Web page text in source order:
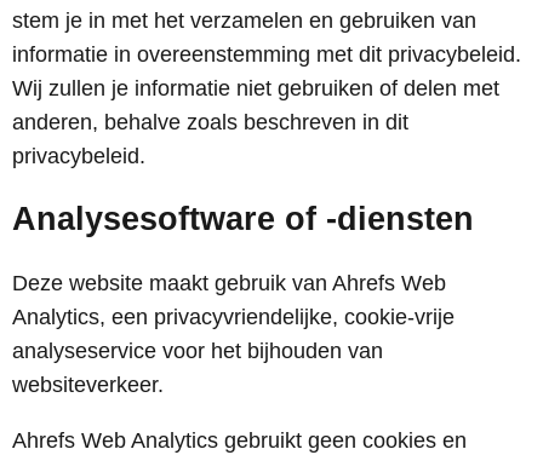
stem je in met het verzamelen en gebruiken van
informatie in overeenstemming met dit privacybeleid.
Wij zullen je informatie niet gebruiken of delen met
anderen, behalve zoals beschreven in dit
privacybeleid.
Analysesoftware of -diensten
Deze website maakt gebruik van Ahrefs Web
Analytics, een privacyvriendelijke, cookie-vrije
analyseservice voor het bijhouden van
websiteverkeer.
Ahrefs Web Analytics gebruikt geen cookies en